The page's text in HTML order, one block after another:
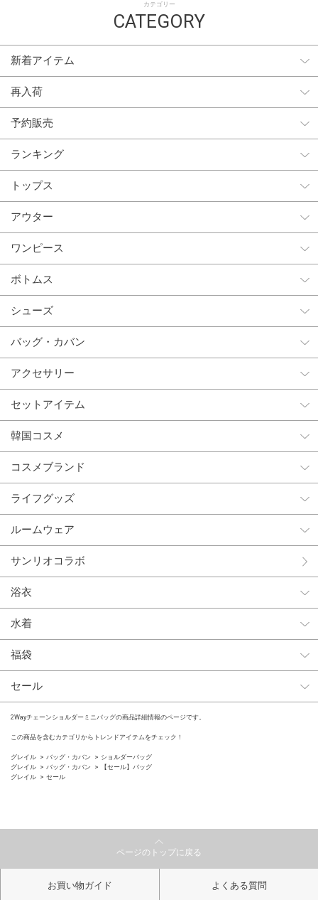
カテゴリー
CATEGORY
新着アイテム
再入荷
予約販売
ランキング
トップス
アウター
ワンピース
ボトムス
シューズ
バッグ・カバン
アクセサリー
セットアイテム
韓国コスメ
コスメブランド
ライフグッズ
ルームウェア
サンリオコラボ
浴衣
水着
福袋
セール
2Wayチェーンショルダーミニバッグの商品詳細情報のページです。
この商品を含むカテゴリからトレンドアイテムをチェック！
グレイル バッグ・カバン
ショルダーバッグ
グレイル
バッグ・カバン
【セール】バッグ
グレイル
セール
ページのトップに戻る
お買い物ガイド よくある質問